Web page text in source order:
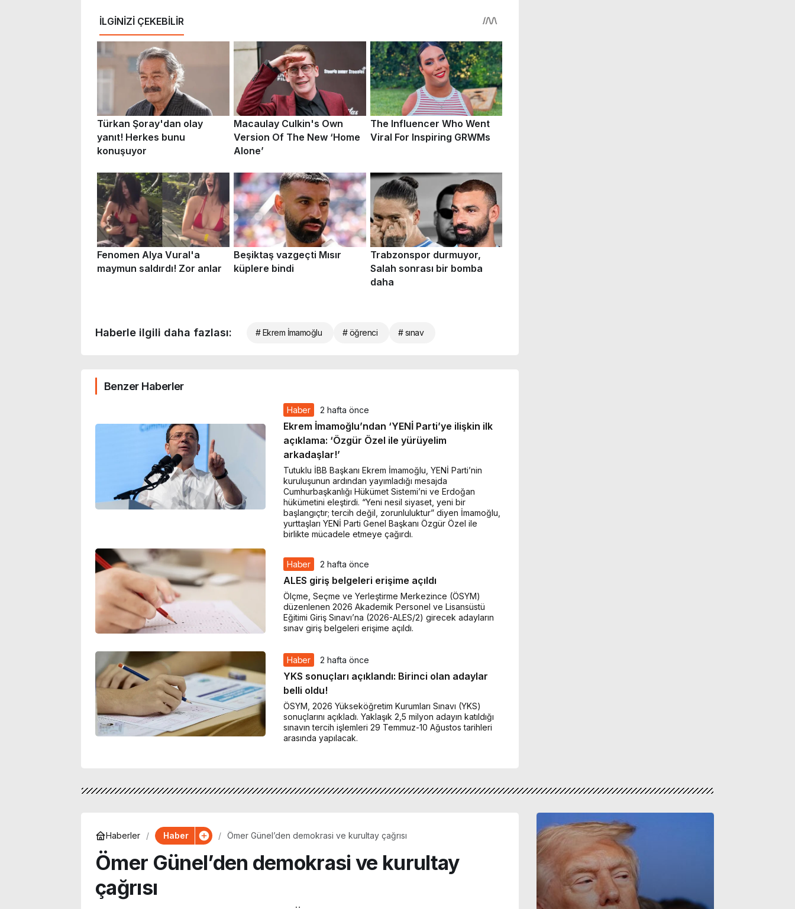
Haberle ilgili daha fazlası: # Ekrem İmamoğlu # öğrenci # sınav
Benzer Haberler
Haber 2 hafta önce
Ekrem İmamoğlu’ndan ‘YENİ Parti’ye ilişkin ilk
açıklama: ‘Özgür Özel ile yürüyelim
arkadaşlar!’
Tutuklu İBB Başkanı Ekrem İmamoğlu, YENİ Parti’nin
kuruluşunun ardından yayımladığı mesajda
Cumhurbaşkanlığı Hükümet Sistemi’ni ve Erdoğan
hükümetini eleştirdi. “Yeni nesil siyaset, yeni bir
başlangıçtır; tercih değil, zorunluluktur” diyen İmamoğlu,
yurttaşları YENİ Parti Genel Başkanı Özgür Özel ile
birlikte mücadele etmeye çağırdı.
Haber 2 hafta önce
ALES giriş belgeleri erişime açıldı
Ölçme, Seçme ve Yerleştirme Merkezince (ÖSYM)
düzenlenen 2026 Akademik Personel ve Lisansüstü
Eğitimi Giriş Sınavı’na (2026-ALES/2) girecek adayların
sınav giriş belgeleri erişime açıldı.
Haber 2 hafta önce
YKS sonuçları açıklandı: Birinci olan adaylar
belli oldu!
ÖSYM, 2026 Yükseköğretim Kurumları Sınavı (YKS)
sonuçlarını açıkladı. Yaklaşık 2,5 milyon adayın katıldığı
sınavın tercih işlemleri 29 Temmuz-10 Ağustos tarihleri
arasında yapılacak.
Haberler Haber Ömer Günel’den demokrasi ve kurultay çağrısı
Ömer Günel’den demokrasi ve kurultay
çağrısı